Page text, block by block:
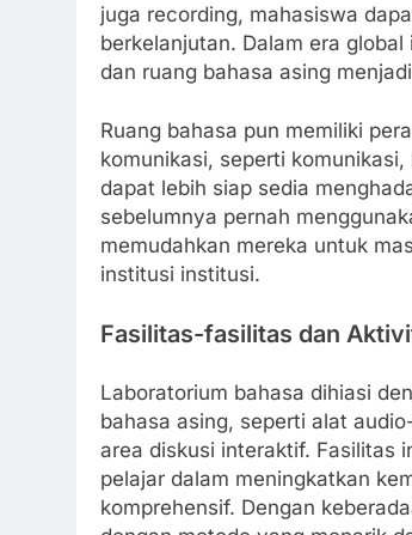
juga recording, mahasiswa
berkelanjutan. Dalam era
dan ruang bahasa asing
Ruang bahasa pun memiliki
komunikasi, seperti
dapat lebih siap sedia
sebelumnya pernah
memudahkan mereka untuk
institusi institusi.
Fasilitas-fasilitas dan
Laboratorium bahasa dihiasi
bahasa asing, seperti alat
area diskusi interaktif. Fasilitas
pelajar dalam meningkatkan
komprehensif. Dengan